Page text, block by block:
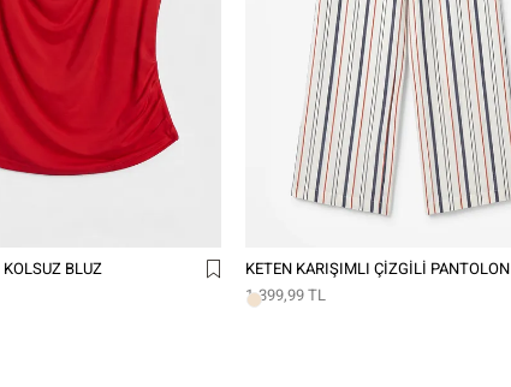
BLUZ
KETEN KARIŞIMLI ÇIZGILI PANTOLON
1.399,99 TL